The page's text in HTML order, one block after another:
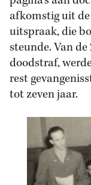
afkomstig uit
uitspraak, die
steunde. Van
doodstraf,
rest
tot zeven jaar.